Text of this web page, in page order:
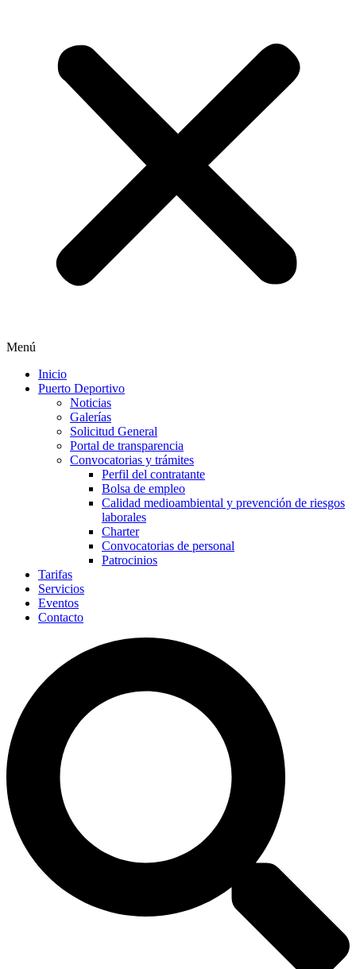
Menú
Inicio
Puerto Deportivo
Noticias
Galerías
Solicitud General
Portal de transparencia
Convocatorias y trámites
Perfil del contratante
Bolsa de empleo
Calidad medioambiental y prevención de riesgos
laborales
Charter
Convocatorias de personal
Patrocinios
Tarifas
Servicios
Eventos
Contacto